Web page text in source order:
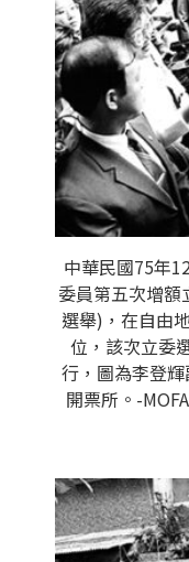
中華民國75年
委員第五次增
選舉)，在自由
位，該次立委
行，圖為李登
開票所。-